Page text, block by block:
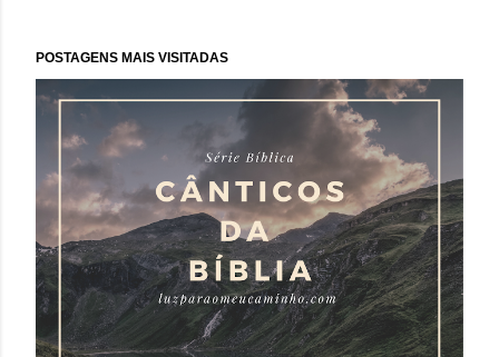
POSTAGENS MAIS VISITADAS